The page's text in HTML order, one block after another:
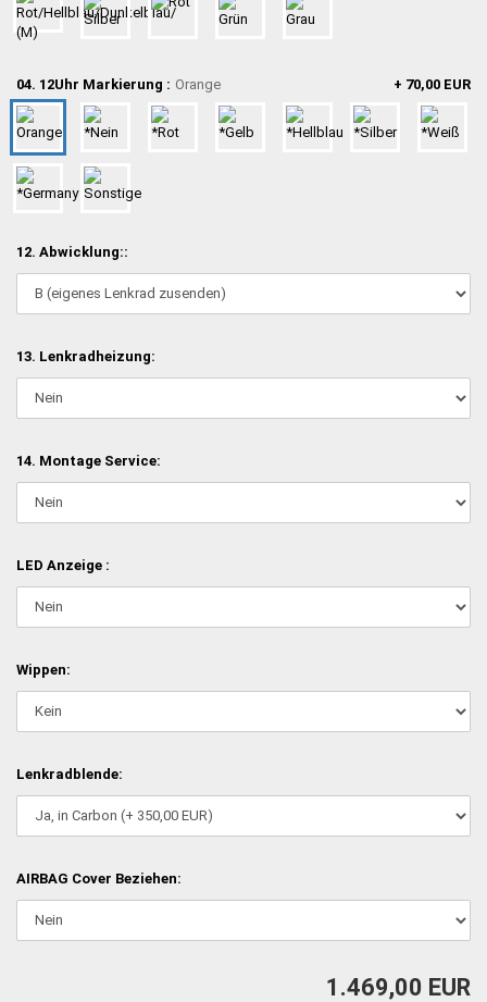
04. 12Uhr Markierung : Orange + 70,00 EUR
12. Abwicklung::
13. Lenkradheizung:
14. Montage Service:
LED Anzeige :
Wippen:
Lenkradblende:
AIRBAG Cover Beziehen:
1.469,00 EUR